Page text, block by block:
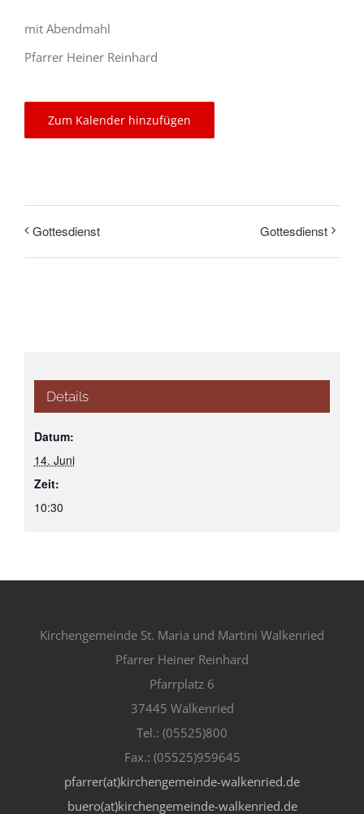
mit Abendmahl
Pfarrer Heiner Reinhard
Zum Kalender hinzufügen
Gottesdienst Gottesdienst
Details
Datum:
14. Juni
Zeit:
10:30
Kirchengemeinde St. Maria und Martini Walkenried
Pfarrer Heiner Reinhard
Pfarrplatz 6
37445 Walkenried
Tel.: (05525)800
Fax.: (05525)959645
pfarrer(at)kirchengemeinde-walkenried.de
buero(at)kirchengemeinde-walkenried.de